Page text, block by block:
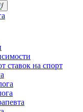
ставок на спорт